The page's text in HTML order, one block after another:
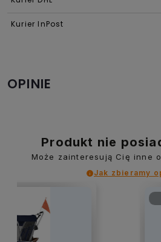
Kurier InPost
OPINIE
Produkt nie
Może zainteresują Cię inne
Jak zbieramy